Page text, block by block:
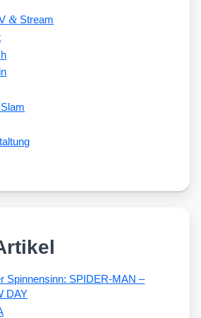
&Stream
Spinnensinn: SPIDER-MAN –
DAY